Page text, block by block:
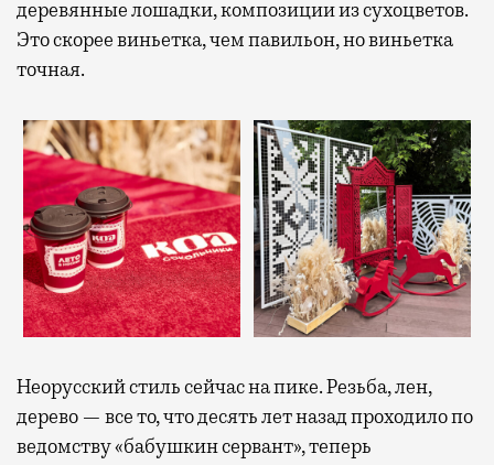
деревянные лошадки, композиции из сухоцветов.
Это скорее виньетка, чем павильон, но виньетка
точная.
Неорусский стиль сейчас на пике. Резьба, лен,
дерево — все то, что десять лет назад проходило по
ведомству «бабушкин сервант», теперь